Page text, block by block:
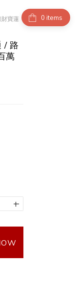
items
財寶蓮
/ 路
萬